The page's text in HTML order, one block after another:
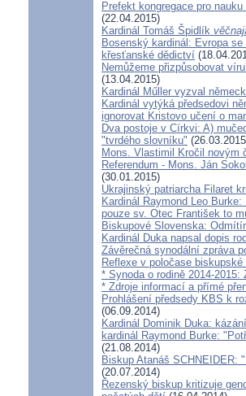
Prefekt kongregace pro
(22.04.2015)
Kardinál Tomáš Špidlík
Bosenský kardinál: Evropa
křesťanské dědictví
Nemůžeme přizpůsobovat
(13.04.2015)
Kardinál Műller vyzval
Kardinál vytýká předsedovi
ignorovat Kristovo učení o
Dva postoje v Církvi: A)
"tvrdého slovníku"
Mons. Vlastimil Kročil novým
Referendum - Mons. Ján
(30.01.2015)
Ukrajinský patriarcha Filaret
Kardinál Raymond Leo
pouze sv. Otec František to
Biskupové Slovenska:
Kardinál Duka napsal dopis
Závěrečná synodální zpráva
Reflexe v poločase
* Synoda o rodině 2014-2015:
* Zdroje informací a přímé
Prohlášení předsedy KBS k
(06.09.2014)
Kardinál Dominik Duka:
kardinál Raymond Burke:
(21.08.2014)
Biskup Atanáš
(20.07.2014)
Řezenský biskup kritizuje